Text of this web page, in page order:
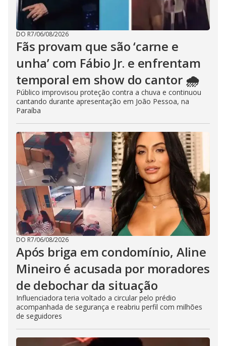
DO R7/06/08/2026
Fãs provam que são ‘carne e
unha’ com Fábio Jr. e enfrentam
temporal em show do cantor 🌧️
Público improvisou proteção contra a chuva e continuou
cantando durante apresentação em João Pessoa, na
Paraíba
DO R7/06/08/2026
Após briga em condomínio, Aline
Mineiro é acusada por moradores
de debochar da situação
Influenciadora teria voltado a circular pelo prédio
acompanhada de segurança e reabriu perfil com milhões
de seguidores